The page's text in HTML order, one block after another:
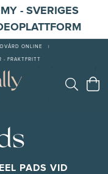
- SVERIGES
ONLINE
FRAKTFRITT
PADS VID